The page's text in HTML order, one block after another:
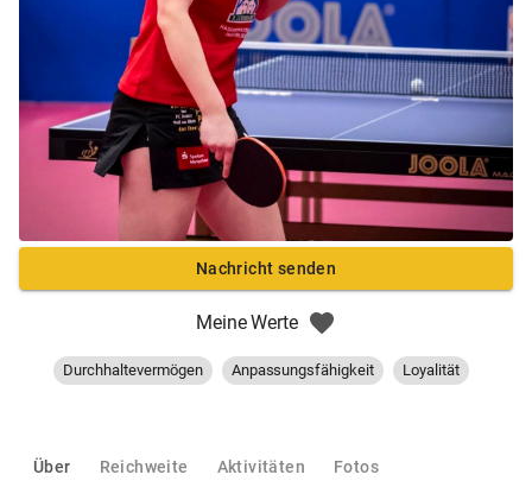
Nachricht senden
Meine Werte
Durchhaltevermögen Anpassungsfähigkeit Loyalität
Über Reichweite Aktivitäten Fotos